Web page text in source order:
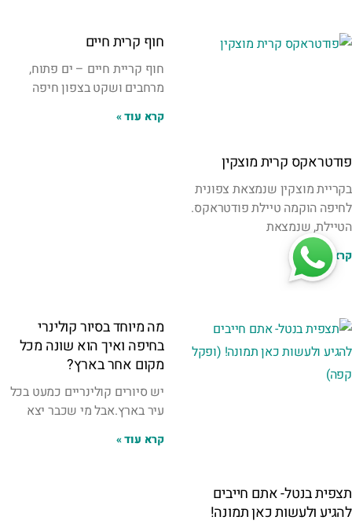
פודטראקס קרית מוצקין
בקריית מוצקין שנמצאת צפונית
לחיפה הוקמה טיילת פודטראקס.
הטיילת, שנמצאת
קרא עוד »
חוף קרית חיים
חוף קריית חיים – ים פתוח,
מרחבים ושקט בצפון חיפה
קרא עוד »
תצפית בנטל- אתם חייבים
להגיע ולעשות כאן תמונה!
מה מיוחד בסיור קולינרי
בחיפה ואיך הוא שונה מכל
מקום אחר בארץ?
יש סיורים קולינריים כמעט בכל
עיר בארץ.אבל מי שכבר יצא
קרא עוד »